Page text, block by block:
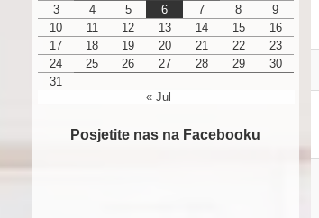
3
4 5 6 7 8
9
10
11 12 13 14 15
16
17
18 19 20 21 22
23
24
25 26 27 28 29
30
31
« Jul
Posjetite nas na Facebooku